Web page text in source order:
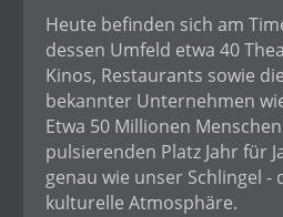
Heute befinden sich am
dessen Umfeld etwa 40
Kinos, Restaurants sowie
bekannter Unternehmen
Etwa 50 Millionen
pulsierenden Platz Jahr für
genau wie unser Schlingel
kulturelle Atmosphäre.